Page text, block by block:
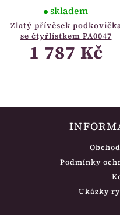
Zlatý přívěsek
se čtyřlístkem PA0047
skladem
1 787 Kč
Podmínky
Ukázky